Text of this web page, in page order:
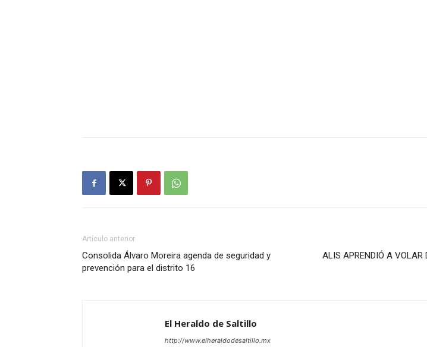
Artículo anterior
Consolida Álvaro Moreira agenda de seguridad y
prevención para el distrito 16
ALIS APRENDIÓ A VOLAR
El Heraldo de Saltillo
http://www.elheraldodesaltillo.mx